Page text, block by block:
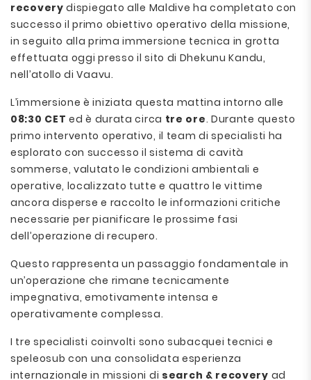
recovery dispiegato alle Maldive ha completato con
successo il primo obiettivo operativo della missione,
in seguito alla prima immersione tecnica in grotta
effettuata oggi presso il sito di Dhekunu Kandu,
nell’atollo di Vaavu.
L’immersione è iniziata questa mattina intorno alle
08:30 CET ed è durata circa tre ore. Durante questo
primo intervento operativo, il team di specialisti ha
esplorato con successo il sistema di cavità
sommerse, valutato le condizioni ambientali e
operative, localizzato tutte e quattro le vittime
ancora disperse e raccolto le informazioni critiche
necessarie per pianificare le prossime fasi
dell’operazione di recupero.
Questo rappresenta un passaggio fondamentale in
un’operazione che rimane tecnicamente
impegnativa, emotivamente intensa e
operativamente complessa.
I tre specialisti coinvolti sono subacquei tecnici e
speleosub con una consolidata esperienza
internazionale in missioni di search & recovery ad